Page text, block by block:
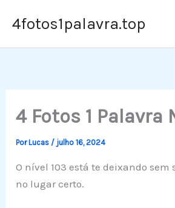
para4fotos1palavra.top
4 Fotos 1 Palavra
PorLucas / julho 16, 2024
O nível 103 está te deixando sem
no lugar certo.